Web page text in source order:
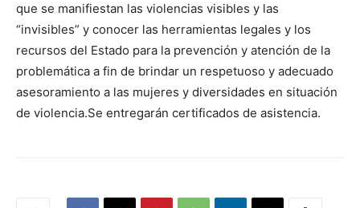
que se manifiestan las violencias visibles y las
“invisibles” y conocer las herramientas legales y los
recursos del Estado para la prevención y atención de la
problemática a fin de brindar un respetuoso y adecuado
asesoramiento a las mujeres y diversidades en situación
de violencia.Se entregarán certificados de asistencia.